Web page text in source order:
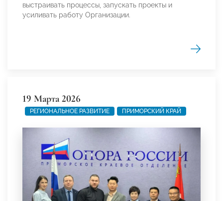
выстраивать процессы, запускать проекты и
усиливать работу Организации.
19 Марта 2026
РЕГИОНАЛЬНОЕ РАЗВИТИЕ ПРИМОРСКИЙ КРАЙ